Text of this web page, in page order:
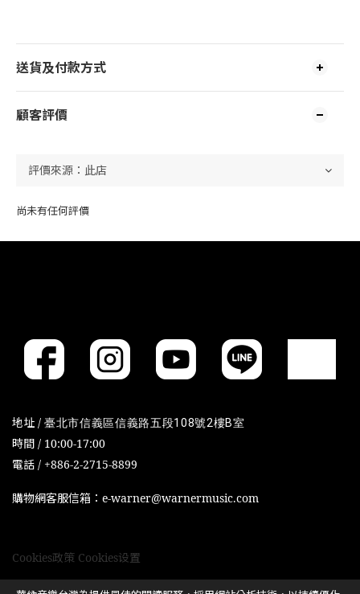
送貨及付款方式
顧客評價
尚未有任何評價
地址 / 臺北市信義區信義路五段108號2樓B室
時間 / 10:00-17:00
電話 / +886-2-2715-8899
購物網客服信箱：e-warner@warnermusic.com
Cookies政策 Cookies设置